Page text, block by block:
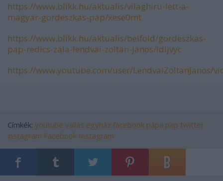
https://www.blikk.hu/aktualis/vilaghiru-lett-a-
magyar-gordeszkas-pap/xese0mt
https://www.blikk.hu/aktualis/belfold/gordeszkas-
pap-redics-zala-lendvai-zoltan-janos/ldljvyc
https://www.youtube.com/user/LendvaiZoltanJanos/
Címkék: youtube vallás egyház facebook pápa pap twitter
instagram Facebook Instagram